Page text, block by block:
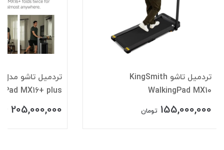
تردمیل تاشو KingSmith
WalkingPad MX10
155,000,000 تومان
MX16+ plus
205,000,000